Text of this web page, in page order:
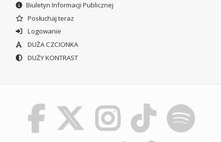
Biuletyn Informacji Publicznej
Posłuchaj teraz
Logowanie
DUŻA CZCIONKA
DUŻY KONTRAST